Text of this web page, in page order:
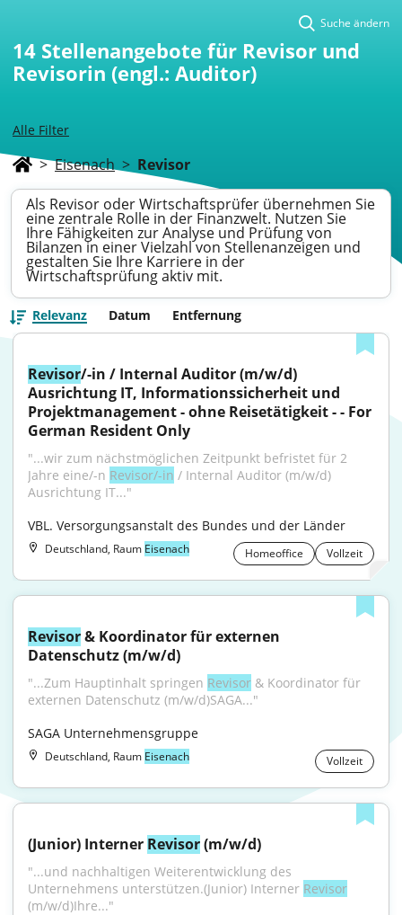
Alle Filter
Suche ändern
14 Stellenangebote für Revisor und
Revisorin (engl.: Auditor)
> Eisenach > Revisor
Als Revisor oder Wirtschaftsprüfer übernehmen Sie
eine zentrale Rolle in der Finanzwelt. Nutzen Sie
Ihre Fähigkeiten zur Analyse und Prüfung von
Bilanzen in einer Vielzahl von Stellenanzeigen und
gestalten Sie Ihre Karriere in der
Wirtschaftsprüfung aktiv mit.
Relevanz Datum Entfernung
Revisor/-in / Internal Auditor (m/w/d)
Ausrichtung IT, Informationssicherheit und
Projektmanagement - ohne Reisetätigkeit - - For
German Resident Only
"...wir zum nächstmöglichen Zeitpunkt befristet für 2
Jahre eine/-n Revisor/-in / Internal Auditor (m/w/d)
Ausrichtung IT..."
VBL. Versorgungsanstalt des Bundes und der Länder
Deutschland, Raum Eisenach Homeoffice Vollzeit
Revisor & Koordinator für externen
Datenschutz (m/w/d)
"...Zum Hauptinhalt springen Revisor & Koordinator für
externen Datenschutz (m/w/d)SAGA..."
SAGA Unternehmensgruppe
Deutschland, Raum Eisenach Vollzeit
(Junior) Interner Revisor (m/w/d)
"...und nachhaltigen Weiterentwicklung des
Unternehmens unterstützen.(Junior) Interner Revisor
(m/w/d)Ihre..."